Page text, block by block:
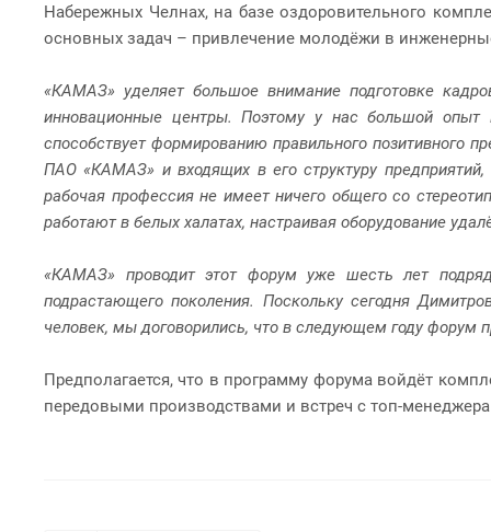
Набережных Челнах, на базе оздоровительного
основных задач – привлечение молодёжи в
«КАМАЗ» уделяет большое внимание подготовке
инновационные центры. Поэтому у нас большой опыт
способствует формированию правильного позитивного
ПАО «КАМАЗ» и входящих в его структуру предприятий,
рабочая профессия не имеет ничего общего со
работают в белых халатах, настраивая оборудование
«КАМАЗ» проводит этот форум уже шесть лет
подрастающего поколения. Поскольку сегодня
человек, мы договорились, что в следующем году форум
Предполагается, что в программу форума войдёт
передовыми производствами и встреч с топ-